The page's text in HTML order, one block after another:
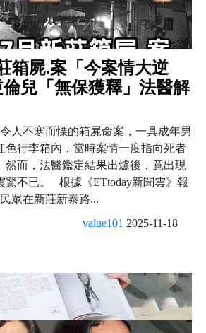
箱屍.案「今案情大逆
兒「無保獲釋」法醫解
人不寒而慄的箱屍命案，一具成年男
色行李箱內，當時案情一度指向死者
然而，法醫鑑定結果出爐後，竟出現
驚不已。 根據《ETtoday新聞雲》報
眾在新莊新泰路...
value101 2025-11-18